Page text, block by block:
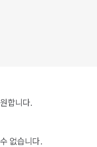
합니다.
없습니다.